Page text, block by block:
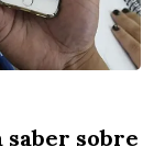
sobre